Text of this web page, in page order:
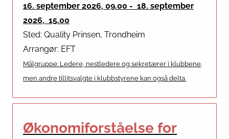
16. september 2026, 09.00 - 18. september
2026, 15.00
Sted: Quality Prinsen, Trondheim
Arrangør: EFT
Målgruppe: Ledere, nestledere og sekretærer i klubbene,
men andre tillitsvalgte i klubbstyrene kan også delta.
Økonomiforståelse for